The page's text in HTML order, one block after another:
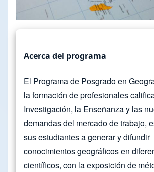
Acerca del programa
El Programa de Posgrado en
la formación de profesionales
Investigación, la Enseñanza y las
demandas del mercado de trabajo,
sus estudiantes a generar y difundir
conocimientos geográficos en
científicos, con la exposición de